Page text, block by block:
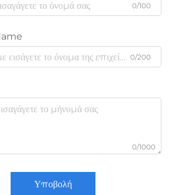
0/100
0/200
0/1000
Υποβολή